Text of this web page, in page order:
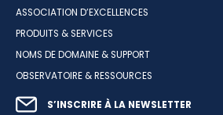
ASSOCIATION D’EXCELLENCES
PRODUITS & SERVICES
NOMS DE DOMAINE & SUPPORT
OBSERVATOIRE & RESSOURCES
S’INSCRIRE À LA NEWSLETTER